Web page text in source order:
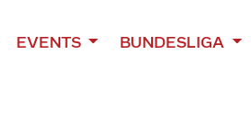
EVENTS BUNDESLIGA